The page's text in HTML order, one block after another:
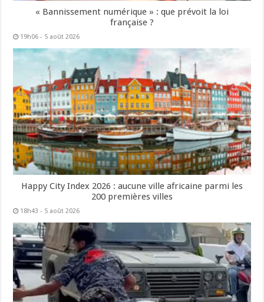
« Bannissement numérique » : que prévoit la loi
française ?
19h06 - 5 août 2026
Happy City Index 2026 : aucune ville africaine parmi les
200 premières villes
18h43 - 5 août 2026